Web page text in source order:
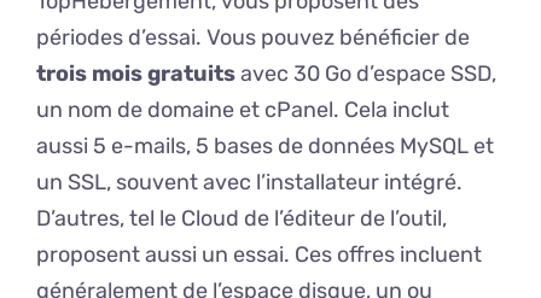
périodes d’essai. Vous pouvez bénéficier de
trois mois gratuitsavec 30 Go d’espace SSD,
un nom de domaine et cPanel. Cela inclut
aussi 5 e-mails, 5 bases de données MySQL et
un SSL, souvent avec l’installateur intégré.
D’autres, tel le Cloud de l’éditeur de l’outil,
proposent aussi un essai. Ces offres incluent
généralement de l’espace disque, un ou